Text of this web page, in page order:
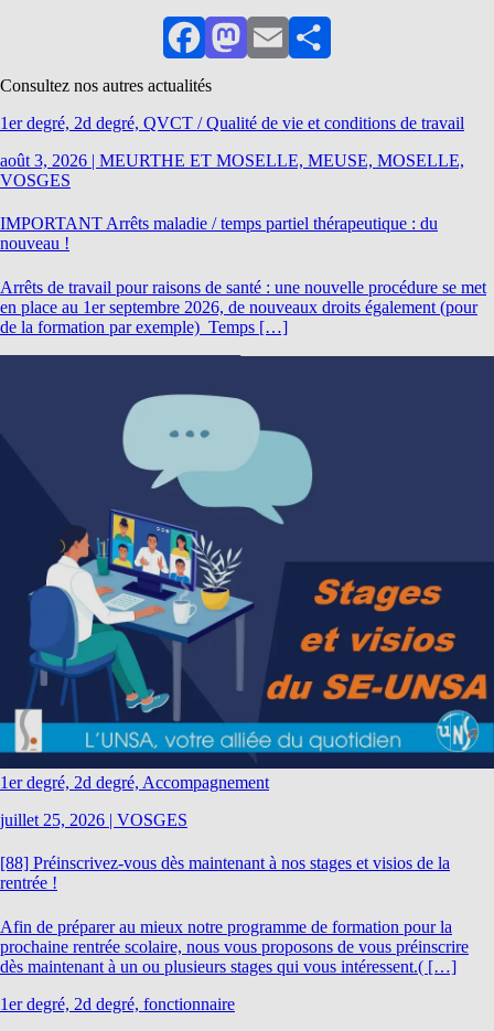
FacebookMastodon
EmailPartager
Consultez nos autres actualités
1er degré, 2d degré, QVCT / Qualité de vie et conditions de travail
août 3, 2026 | MEURTHE ET MOSELLE, MEUSE, MOSELLE,
VOSGES
IMPORTANT Arrêts maladie / temps partiel thérapeutique : du
nouveau !
Arrêts de travail pour raisons de santé : une nouvelle procédure se met
en place au 1er septembre 2026, de nouveaux droits également (pour
de la formation par exemple) Temps […]
1er degré, 2d degré, Accompagnement
juillet 25, 2026 | VOSGES
[88] Préinscrivez-vous dès maintenant à nos stages et visios de la
rentrée !
Afin de préparer au mieux notre programme de formation pour la
prochaine rentrée scolaire, nous vous proposons de vous préinscrire
dès maintenant à un ou plusieurs stages qui vous intéressent.( […]
1er degré, 2d degré, fonctionnaire